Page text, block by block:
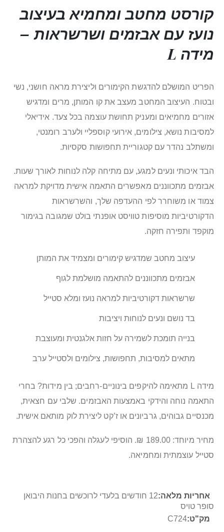
קורסט מחטב ומחמיא בעיצוב
נועז עם אבזמים ושרשראות –
מידה L
הפריט המושלם להדגשת הקימורים וליצירת מראה חושני, נשי
ובטוח. העיצוב המחטב מעצב את קו המותן, מרים ומדגיש
אזורים מחמיאים ומעניק תחושת עוצמה בכל צעד. אידיאלי
למסיבות נושא, צילומים, אירועי קוספליי ולערב רומנטי,
ומשתלב נהדר עם קטגוריית תחפושות סקסיות.
הבד איכותי ונעים למגע, עם מתיחה קלה לנוחות לאורך שעות.
אבזמים מתכווננים מאפשרים התאמה אישית מדויקת למראה
צמוד או משוחרר לפי ההעדפה שלך, והשרשראות
הדקורטיביות מוסיפות טוויסט אופנתי בולט שמגובה בגימור
מוקפד ותפירה חזקה.
עיצוב מחטב שמדגיש קימורים ומצמיד את המותן
אבזמים מתכווננים להתאמה מושלמת לגוף
שרשראות דקורטיביות למראה נועז ומלא סטייל
בד נושם ונעים לנוחות ויציבות
בנייה תומכת לשמירה על חזות אלגנטית ומעוצבת
מתאים למסיבות, תחפושות, צילומים ולסטייל ערב
מידה L מתאימה להיקפים בינוניים-רחבים; בין מידות? בחרי
התאמה נוחה והידקי באמצעות האבזמים. שלבי עם חצאית,
מכנסיים גבוהים, גרביונים או ז’קט ליצירת לוק מותאם אישית.
מחיר מיוחד: 189.00 ₪. הוסיפי לעגלה והפכי כל רגע להצהרת
סטייל עוצמתית ומחמיאה.
מידע
נוסף
12 חודשים בלעדי לרוכשים בחנות היבואן
סופר טויס
C724